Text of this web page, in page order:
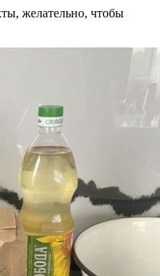
желательно, чтобы